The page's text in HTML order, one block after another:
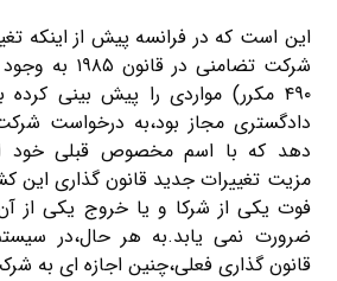
این است که در فرانسه پیش از اینکه
۴۹۰ مکرر) مواردی را پیش بینی
دادگستری مجاز بود،به درخواست
دهد که با اسم مخصوص قبلی خود
مزیت تغییرات جدید قانون گذاری این
فوت یکی از شرکا و یا خروج یکی از
ضرورت نمی یابد.به هر حال،در
قانون گذاری فعلی،چنین اجازه ای به